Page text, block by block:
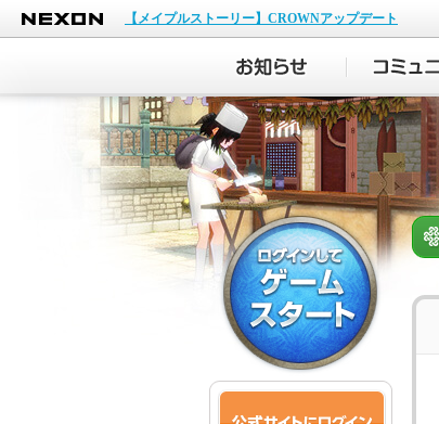
NEXON
【メイプルストーリー】CROWNアップデート